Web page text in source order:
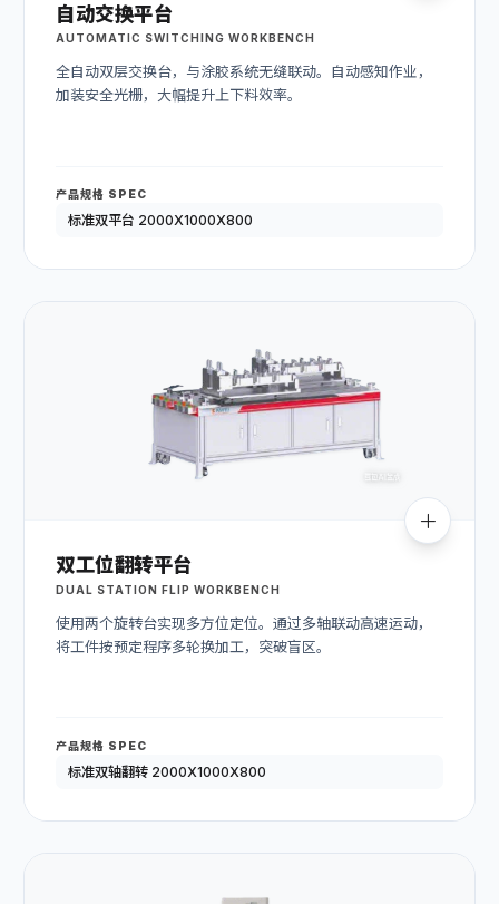
自动交换平台
AUTOMATIC SWITCHING WORKBENCH
全自动双层交换台，与涂胶系统无缝联动。自动感知作业，
加装安全光栅，大幅提升上下料效率。
产品规格 SPEC
标准双平台 2000X1000X800
双工位翻转平台
DUAL STATION FLIP WORKBENCH
使用两个旋转台实现多方位定位。通过多轴联动高速运动，
将工件按预定程序多轮换加工，突破盲区。
产品规格 SPEC
标准双轴翻转 2000X1000X800